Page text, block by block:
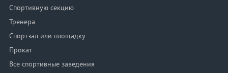
Спортивную секцию
Тренера
Спортзал или площадку
Прокат
Все спортивные заведения